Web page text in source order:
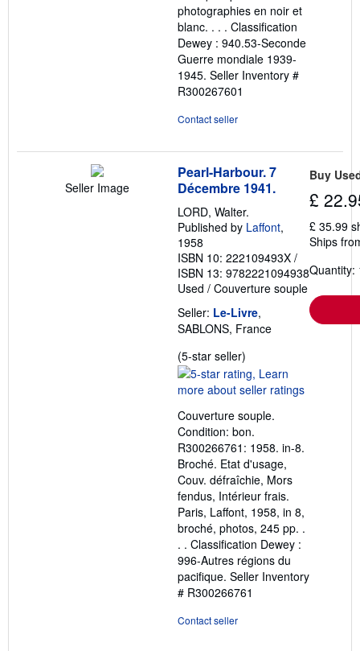
photographies en noir et
blanc. . . . Classification
Dewey : 940.53-Seconde
Guerre mondiale 1939-
1945. Seller Inventory #
R300267601
Contact seller
Seller Image
Pearl-Harbour. 7
Décembre 1941.
LORD, Walter.
Published by Laffont,
1958
ISBN 10: 222109493X /
ISBN 13: 9782221094938
Used / Couverture souple
Seller: Le-Livre,
SABLONS, France
(5-star seller)
rating
5
of
5
stars
Couverture souple.
Condition: bon.
R300266761: 1958. in-8.
Broché. Etat d'usage,
Couv. défraîchie, Mors
fendus, Intérieur frais.
Paris, Laffont, 1958, in 8,
broché, photos, 245 pp. .
. . Classification Dewey :
996-Autres régions du
pacifique. Seller Inventory
# R300266761
Contact seller
Buy
£
£ 35.99
Ships
Quantity: